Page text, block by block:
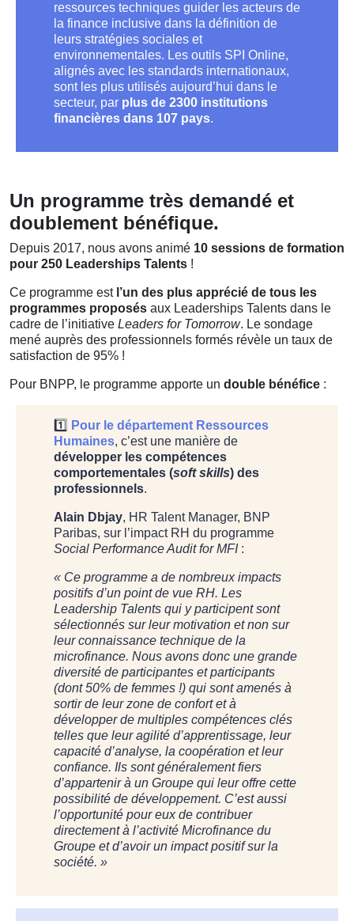
ressources techniques guider les acteurs de
la finance inclusive dans la définition de
leurs stratégies sociales et
environnementales. Les outils SPI Online,
alignés avec les standards internationaux,
sont les plus utilisés aujourd’hui dans le
secteur, par plus de 2300 institutions
financières dans 107 pays.
Un programme très demandé et
doublement bénéfique.
Depuis 2017, nous avons animé 10 sessions de formation
pour 250 Leaderships Talents !
Ce programme estl’un des plus apprécié de tous les
programmes proposés aux Leaderships Talents dans le
cadre de l’initiative Leaders for Tomorrow. Le sondage
mené auprès des professionnels formés révèle un taux de
satisfaction de 95% !
Pour BNPP, le programme apporte un double bénéfice :
1️⃣ Pour le département Ressources
Humaines, c’est une manière de
développer les compétences
comportementales (soft skills) des
professionnels.
Alain Dbjay, HR Talent Manager, BNP
Paribas, sur l’impact RH du programme
Social Performance Audit for MFI:
« Ce programme a de nombreux impacts
positifs d’un point de vue RH. Les
Leadership Talents qui y participent sont
sélectionnés sur leur motivation et non sur
leur connaissance technique de la
microfinance. Nous avons donc une grande
diversité de participantes et participants
(dont 50% de femmes !) qui sont amenés à
sortir de leur zone de confort et à
développer de multiples compétences clés
telles que leur agilité d’apprentissage, leur
capacité d’analyse, la coopération et leur
confiance. Ils sont généralement fiers
d’appartenir à un Groupe qui leur offre cette
possibilité de développement. C’est aussi
l’opportunité pour eux de contribuer
directement à l’activité Microfinance du
Groupe et d’avoir un impact positif sur la
société. »